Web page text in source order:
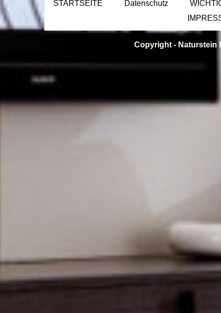
STARTSEITE Datenschutz
Copyright - Naturstein